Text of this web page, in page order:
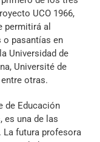
UCO 1966,
permitirá al
o pasantías en
Universidad de
Université de
otras.
de Educación
es una de las
La futura profesora